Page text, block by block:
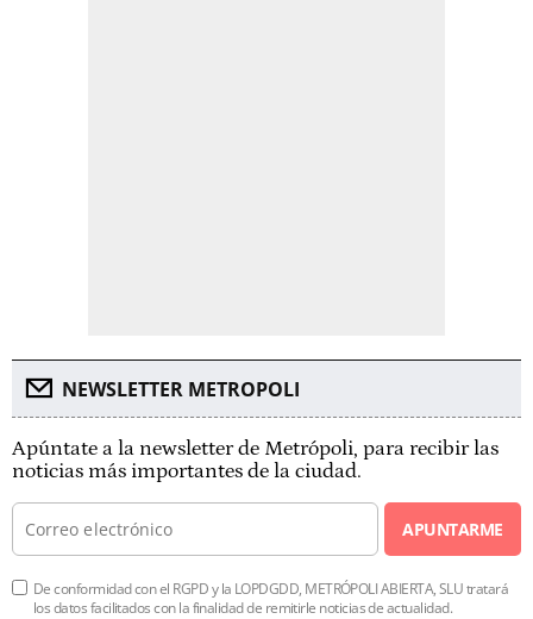
NEWSLETTER METROPOLI
Apúntate a la newsletter de Metrópoli, para recibir las
noticias más importantes de la ciudad.
APUNTARME
De conformidad con el RGPD y la LOPDGDD, METRÓPOLI ABIERTA, SLU tratará
los datos facilitados con la finalidad de remitirle noticias de actualidad.